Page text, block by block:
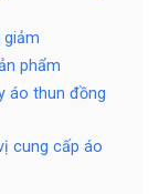
giảm
phẩm
áo thun đồng
cung cấp áo